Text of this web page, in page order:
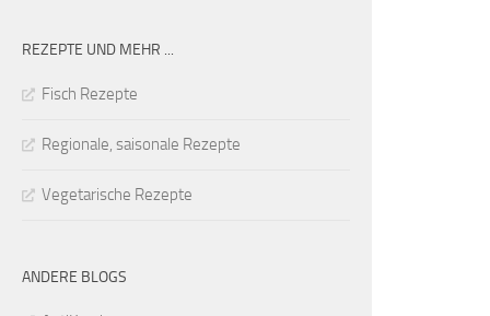
REZEPTE UND MEHR ...
Fisch Rezepte
Regionale, saisonale Rezepte
Vegetarische Rezepte
ANDERE BLOGS